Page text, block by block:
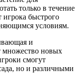
только в течение
игрока быстрого
условиям.
и
множество новых
смогут
но и различными